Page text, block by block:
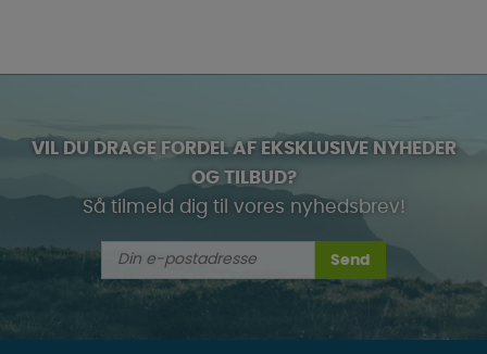
VIL DU DRAGE FORDEL AF EKSKLUSIVE NYHEDER
OG TILBUD?
Så tilmeld dig til vores nyhedsbrev!
Send